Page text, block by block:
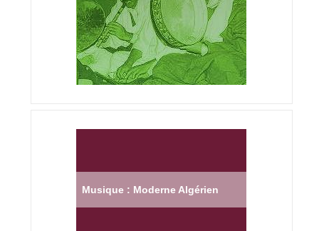
Musique : Moderne Algérien